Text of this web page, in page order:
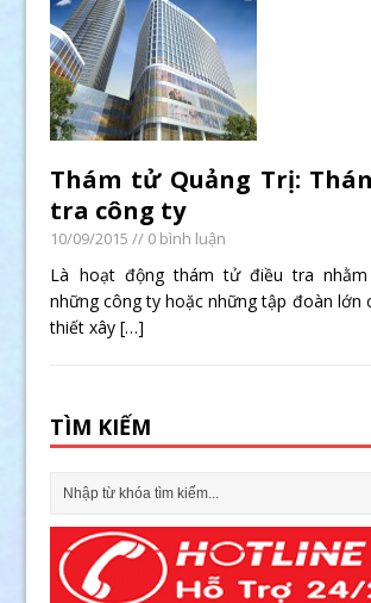
Thám tử Quảng Trị:
tra công ty
10/09/2015 // 0 bình luận
Là hoạt động thám tử điều tra
những công ty hoặc những tập đoàn lớn
thiết xây[…]
TÌM KIẾM